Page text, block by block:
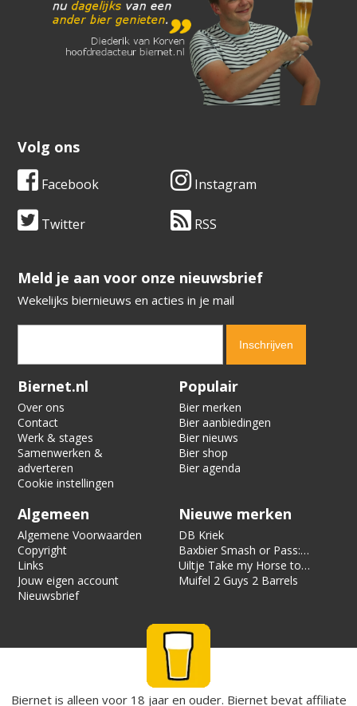
Volg ons
Facebook Instagram
Twitter RSS
​​​​​​​Meld je aan voor onze nieuwsbrief
Wekelijks biernieuws en acties in je mail
Verification code:
Biernet.nl
Over ons
Contact
Werk & stages
Samenwerken &
adverteren
Cookie instellingen
Populair
Bier merken
Bier aanbiedingen
Bier nieuws
Bier shop
Bier agenda
Algemeen
Algemene Voorwaarden
Copyright
Links
Jouw eigen account
Nieuwsbrief
Nieuwe merken
DB Kriek
Baxbier Smash or Pass:
Strata
Uiltje Take my Horse to
the Hotel Room
Muifel 2 Guys 2 Barrels
Biernet is alleen voor 18 jaar en ouder. Biernet bevat affiliate